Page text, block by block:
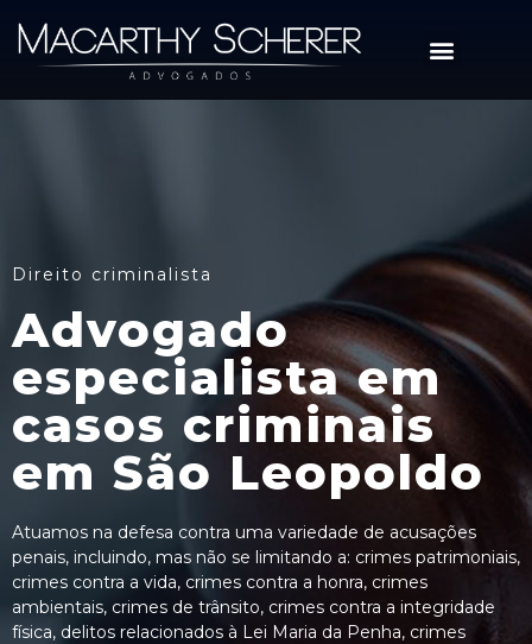
Direito criminalista
Advogado
especialista em
casos criminais
em São Leopoldo
Atuamos na defesa contra uma variedade de acusações
penais, incluindo, mas não se limitando a: crimes patrimoniais,
crimes contra a vida, crimes contra a honra, crimes
ambientais, crimes de trânsito, crimes contra a integridade
física, delitos relacionados à Lei Maria da Penha, crimes